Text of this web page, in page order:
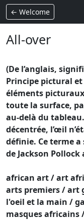
← Welcome
All-over
(De l’anglais,
Principe pictural
éléments
toute la surface,
au-delà du
décentrée, l’œil
définie. Ce terme
de Jackson Pollock
african art / art
arts premiers /
l'oeil et la main /
masques africains